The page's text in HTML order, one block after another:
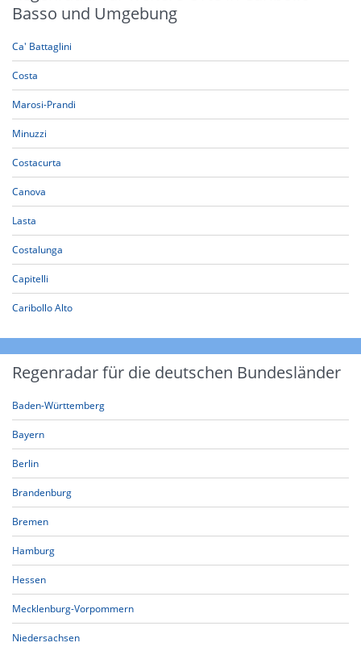
Basso und Umgebung
Ca' Battaglini
Costa
Marosi-Prandi
Minuzzi
Costacurta
Canova
Lasta
Costalunga
Capitelli
Caribollo Alto
Regenradar für die deutschen Bundesländer
Baden-Württemberg
Bayern
Berlin
Brandenburg
Bremen
Hamburg
Hessen
Mecklenburg-Vorpommern
Niedersachsen